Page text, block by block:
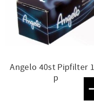
Angelo 40st Pipfilter
p